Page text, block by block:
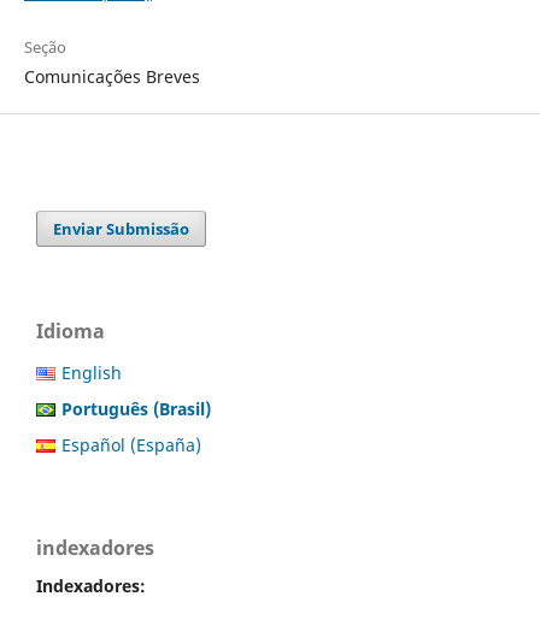
Seção
Comunicações Breves
Enviar Submissão
Idioma
English
Português (Brasil)
Español (España)
indexadores
Indexadores: